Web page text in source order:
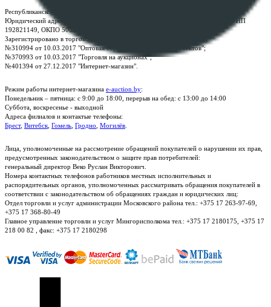
Республиканское унитарное предприятие по оказанию услуг "БелЮрОбеспечение"
Юридический адрес: г. Минск, пр-т. Дзержинского, 1Б, e-mail:
, УНП
192821149, ОКПО 500111895000
Зарегистрировано в торговом реестре Республики Беларусь:
№310994 от 10.03.2017 "Оптовая торговля без торговых объектов";
№370993 от 10.03.2017 "Торговля на аукционах";
№401394 от 27.12.2017 "Интернет-магазин".
Режим работы интернет-магазина e-auction.by:
Понедельник – пятница: с 9:00 до 18:00, перерыв на обед: с 13:00 до 14:00
Суббота, воскресенье - выходной
Адреса филиалов и контактые телефоны:
Брест, Витебск Гомель Гродно Могилёв
Лица, уполномоченные на рассмотрение обращений покупателей о нарушении их прав,
предусмотренных законодательством о защите прав потребителей:
генеральный директор Веко Руслан Викторович.
Номера контактных телефонов работников местных исполнительных и
распорядительных органов, уполномоченных рассматривать обращения покупателей в
соответствии с законодательством об обращениях граждан и юридических лиц:
Отдел торговли и услуг администрации Московского района тел.: +375 17 263-97-69,
+375 17 368-80-49
Главное управление торговли и услуг Мингорисполкома тел.: +375 17 2180175, +375 17
218 00 82 , факс: +375 17 2180298